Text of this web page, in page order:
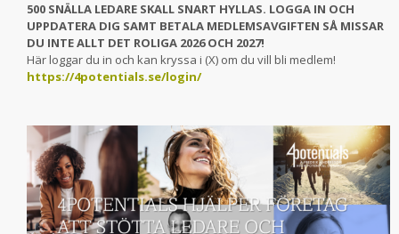
500 SNÄLLA LEDARE SKALL SNART HYLLAS. LOGGA IN OCH
UPPDATERA DIG SAMT BETALA MEDLEMSAVGIFTEN SÅ MISSAR
DU INTE ALLT DET ROLIGA 2026 OCH 2027!
Här loggar du in och kan kryssa i (X) om du vill bli medlem!
https://4potentials.se/login/